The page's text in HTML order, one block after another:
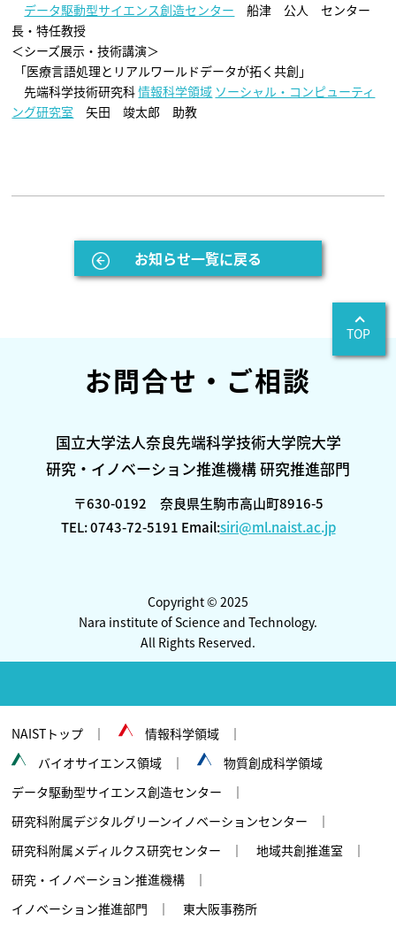
データ駆動型サイエンス創造センター 船津 公人 センター
長・特任教授
＜シーズ展示・技術講演＞
「医療言語処理とリアルワールドデータが拓く共創」
先端科学技術研究科情報科学領域 ソーシャル・コンピューティ
ング研究室 矢田 竣太郎 助教
お知らせ一覧に戻る
お問合せ・ご相談
国立大学法人奈良先端科学技術大学院大学
研究・イノベーション推進機構 研究推進部門
〒630-0192 奈良県生駒市高山町8916-5
TEL: 0743-72-5191 Email:siri@ml.naist.ac.jp
Copyright © 2025
Nara institute of Science and Technology.
All Rights Reserved.
NAISTトップ
情報科学領域
バイオサイエンス領域
物質創成科学領域
データ駆動型サイエンス創造センター
研究科附属デジタルグリーンイノベーションセンター
研究科附属メディルクス研究センター
地域共創推進室
研究・イノベーション推進機構
イノベーション推進部門
東大阪事務所
TOP